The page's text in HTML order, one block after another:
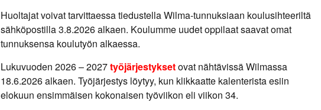
Huoltajat voivat tarvittaessa tiedustella Wilma-tunnuksiaan koulusihteeriltä
sähköpostilla 3.8.2026 alkaen. Koulumme uudet oppilaat saavat omat
tunnuksensa koulutyön alkaessa.
Lukuvuoden 2026 – 2027työjärjestyksetovat nähtävissä Wilmassa
18.6.2026 alkaen. Työjärjestys löytyy, kun klikkaatte kalenterista esiin
elokuun ensimmäisen kokonaisen työviikon eli viikon 34.